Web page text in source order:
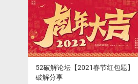
52破解论坛【2021春节红包题】
破解分享